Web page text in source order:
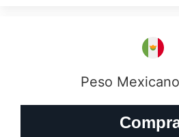
Peso